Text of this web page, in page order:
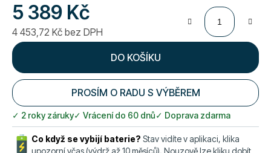
5 389 Kč
4 453,72 Kč bez DPH
Měrná cena:
DO KOŠÍKU
PROSÍM O RADU S VÝBĚREM
✓ 2 roky záruky✓ Vrácení do 60 dnů✓ Doprava zdarma
Co když se vybijí baterie? Stav vidíte v aplikaci, klika
upozorní včas (výdrž až 10 měsíců). Nouzově lze kliku dobít